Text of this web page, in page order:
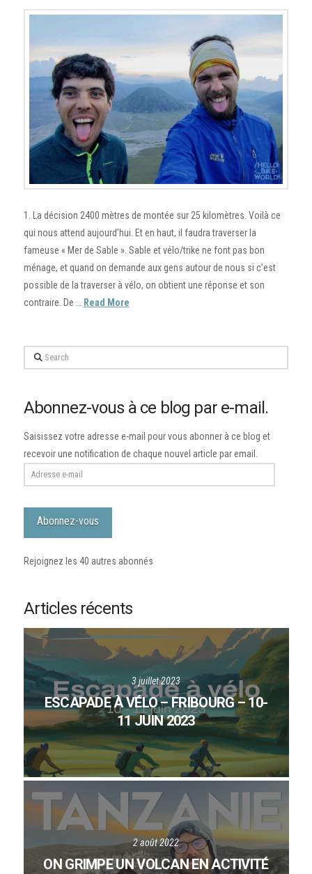
1. La décision 2400 mètres de montée sur 25 kilomètres. Voilà ce
qui nous attend aujourd’hui. Et en haut, il faudra traverser la
fameuse « Mer de Sable ». Sable et vélo/trike ne font pas bon
ménage, et quand on demande aux gens autour de nous si c’est
possible de la traverser à vélo, on obtient une réponse et son
contraire. De …
Read More
Search
Abonnez-vous à ce blog par e-mail.
Saisissez votre adresse e-mail pour vous abonner à ce blog et
recevoir une notification de chaque nouvel article par email.
Adresse
e-
mail
Abonnez-vous
Rejoignez les 40 autres abonnés
Articles récents
3 juillet 2023
ESCAPADE À VÉLO – FRIBOURG – 10-
11 JUIN 2023
2 août 2022
ON GRIMPE UN VOLCAN EN ACTIVITÉ